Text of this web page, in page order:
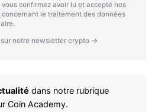
confirmez avoir lu et accepté nos
concernant le traitement des données
sur notre newsletter crypto →
dans notre rubrique
Coin Academy.